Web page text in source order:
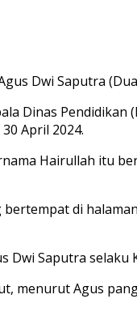
Dwi Saputra
Dinas Pendidikan
April 2024.
Hairullah itu
di
Dwi Saputra selaku
menurut Agus